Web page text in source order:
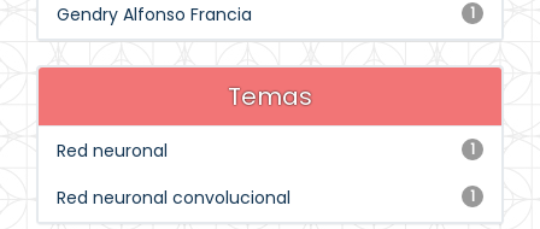
1
Gendry Alfonso Francia
Temas
1
Red neuronal
1
Red neuronal convolucional